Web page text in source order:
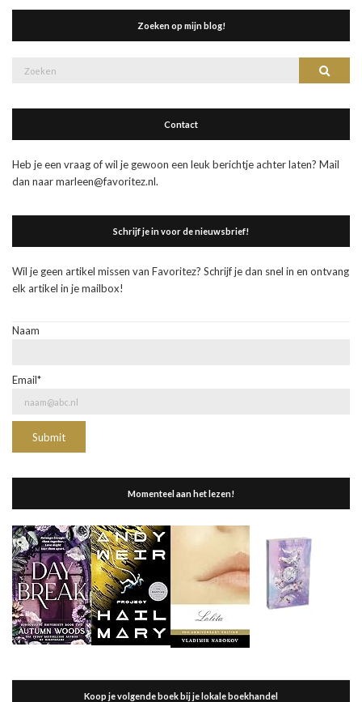
Zoeken op mijn blog!
Contact
Heb je een vraag of wil je gewoon een leuk berichtje achter laten? Mail
dan naar marleen@favoritez.nl.
Schrijf je in voor de nieuwsbrief!
Wil je geen artikel missen van Favoritez? Schrijf je dan snel in en ontvang
elk artikel in je mailbox!
Naam
Email*
Momenteel aan het lezen!
Koop je volgende boek bij je lokale boekhandel